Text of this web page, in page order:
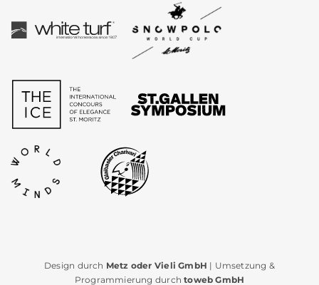
Design durch Metz oder Vieli GmbH | Umsetzung &
Programmierung durchtoweb GmbH